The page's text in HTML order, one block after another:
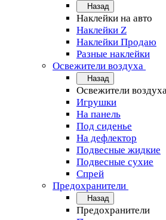
Назад
Наклейки на авто
Наклейки Z
Наклейки Продаю
Разные наклейки
Освежители воздуха
Назад
Освежители
Игрушки
На панель
Под сиденье
На дефлектор
Подвесные жидкие
Подвесные сухие
Спрей
Предохранители
Назад
Предохранители